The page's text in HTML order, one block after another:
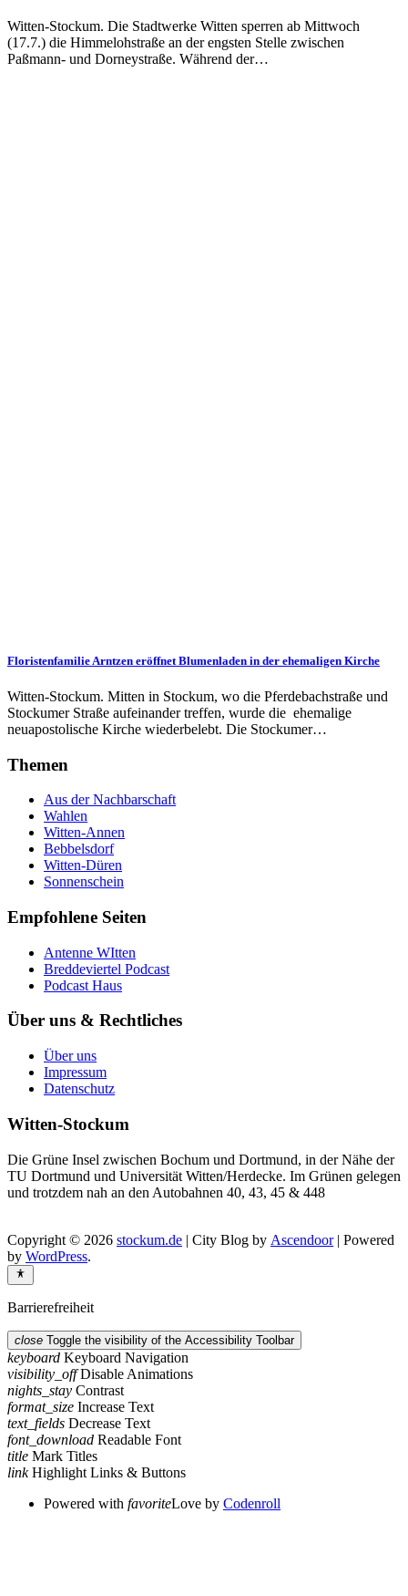
Witten-Stockum. Die Stadtwerke Witten sperren ab Mittwoch
(17.7.) die Himmelohstraße an der engsten Stelle zwischen
Paßmann- und Dorneystraße. Während der…
Floristenfamilie Arntzen eröffnet Blumenladen in der ehemaligen Kirche
Witten-Stockum. Mitten in Stockum, wo die Pferdebachstraße und
Stockumer Straße aufeinander treffen, wurde die ehemalige
neuapostolische Kirche wiederbelebt. Die Stockumer…
Themen
Aus der Nachbarschaft
Wahlen
Witten-Annen
Bebbelsdorf
Witten-Düren
Sonnenschein
Empfohlene Seiten
Antenne WItten
Breddeviertel Podcast
Podcast Haus
Über uns & Rechtliches
Über uns
Impressum
Datenschutz
Witten-Stockum
Die Grüne Insel zwischen Bochum und Dortmund, in der Nähe der
TU Dortmund und Universität Witten/Herdecke. Im Grünen gelegen
und trotzdem nah an den Autobahnen 40, 43, 45 & 448
Copyright © 2026 stockum.de | City Blog by Ascendoor| Powered
by WordPress.
Barrierefreiheit
close Toggle the visibility of the Accessibility Toolbar
keyboard Keyboard Navigation
visibility_off Disable Animations
nights_stay Contrast
format_size Increase Text
text_fields Decrease Text
font_download Readable Font
title Mark Titles
link Highlight Links & Buttons
Powered with favoriteLove by Codenroll